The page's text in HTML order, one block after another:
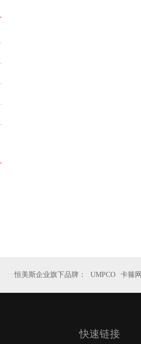
恒美斯企业旗下品牌： UMPCO 卡箍网
快速链接